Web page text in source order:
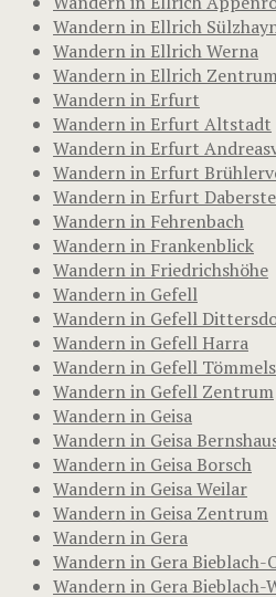
Wandern in Ellrich
Wandern in Ellrich Werna
Wandern in Ellrich
Wandern in Erfurt
Wandern in Erfurt Altstadt
Wandern in Erfurt
Wandern in Erfurt
Wandern in Erfurt
Wandern in Fehrenbach
Wandern in Frankenblick
Wandern in Friedrichshöhe
Wandern in Gefell
Wandern in Gefell
Wandern in Gefell Harra
Wandern in Gefell
Wandern in Gefell Zentrum
Wandern in Geisa
Wandern in Geisa
Wandern in Geisa Borsch
Wandern in Geisa Weilar
Wandern in Geisa Zentrum
Wandern in Gera
Wandern in Gera Bieblach-
Wandern in Gera Bieblach-